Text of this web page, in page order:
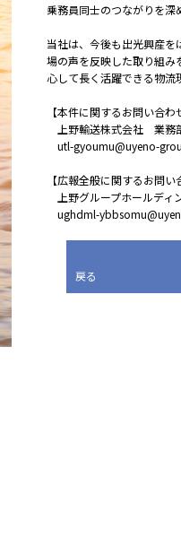
乗務員同士のつながりを深
当社は、今後も出光興産
場の声を反映した取り組
心して長く活躍できる物流
【本件に関するお問い合わ
上野輸送株式会社 業務
utl-gyoumu@uyeno-
【広報全般に関するお問い
上野グループホールデ
ughdml-
戻る